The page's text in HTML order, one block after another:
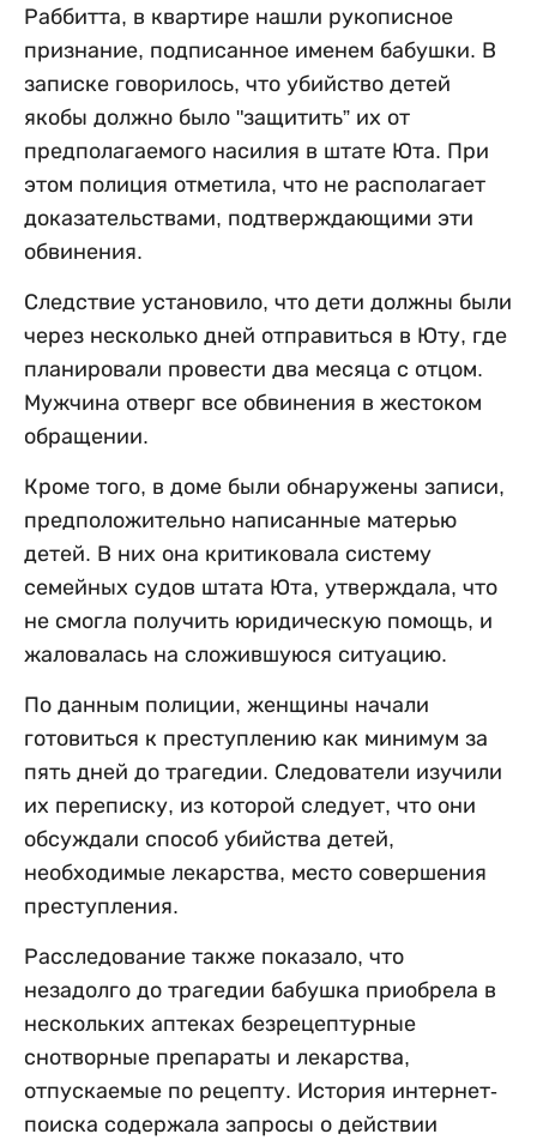
Раббитта, в квартире нашли рукописное
признание, подписанное именем бабушки. В
записке говорилось, что убийство детей
якобы должно было "защитить” их от
предполагаемого насилия в штате Юта. При
этом полиция отметила, что не располагает
доказательствами, подтверждающими эти
обвинения.
Следствие установило, что дети должны были
через несколько дней отправиться в Юту, где
планировали провести два месяца с отцом.
Мужчина отверг все обвинения в жестоком
обращении.
Кроме того, в доме были обнаружены записи,
предположительно написанные матерью
детей. В них она критиковала систему
семейных судов штата Юта, утверждала, что
не смогла получить юридическую помощь, и
жаловалась на сложившуюся ситуацию.
По данным полиции, женщины начали
готовиться к преступлению как минимум за
пять дней до трагедии. Следователи изучили
их переписку, из которой следует, что они
обсуждали способ убийства детей,
необходимые лекарства, место совершения
преступления.
Расследование также показало, что
незадолго до трагедии бабушка приобрела в
нескольких аптеках безрецептурные
снотворные препараты и лекарства,
отпускаемые по рецепту. История интернет-
поиска содержала запросы о действии